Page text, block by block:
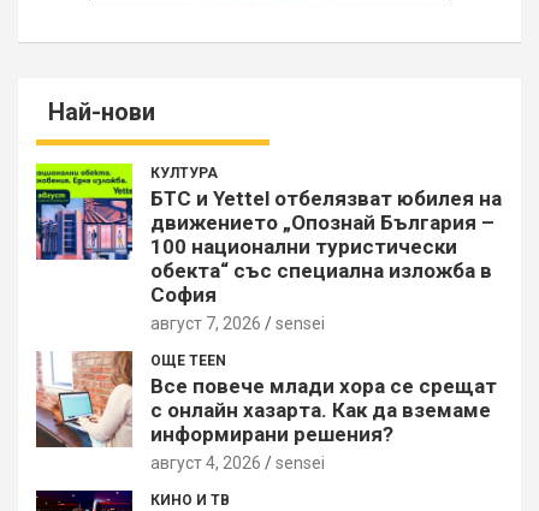
Най-нови
КУЛТУРА
БТС и Yettel отбелязват юбилея на
движението „Опознай България –
100 национални туристически
обекта“ със специална изложба в
София
август 7, 2026 sensei
ОЩЕ TEEN
Все повече млади хора се срещат
с онлайн хазарта. Как да вземаме
информирани решения?
август 4, 2026 sensei
КИНО И ТВ